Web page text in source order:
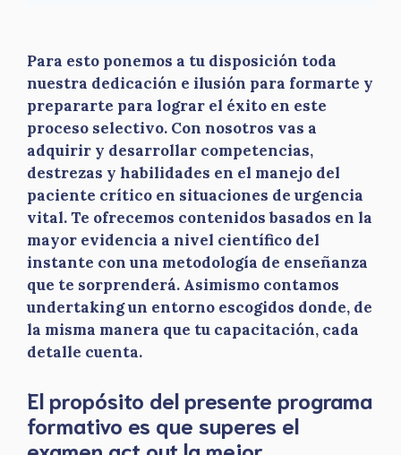
Para esto ponemos a tu disposición toda
nuestra dedicación e ilusión para formarte y
prepararte para lograr el éxito en este
proceso selectivo. Con nosotros vas a
adquirir y desarrollar competencias,
destrezas y habilidades en el manejo del
paciente crítico en situaciones de urgencia
vital. Te ofrecemos contenidos basados en la
mayor evidencia a nivel científico del
instante con una metodología de enseñanza
que te sorprenderá. Asimismo contamos
undertaking un entorno escogidos donde, de
la misma manera que tu capacitación, cada
detalle cuenta.
El propósito del presente programa
formativo es que superes el
examen act out la mejor